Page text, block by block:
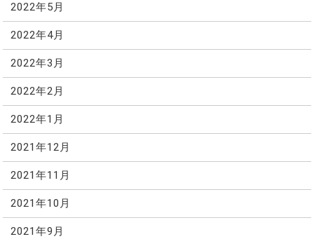
2022年5月
2022年4月
2022年3月
2022年2月
2022年1月
2021年12月
2021年11月
2021年10月
2021年9月